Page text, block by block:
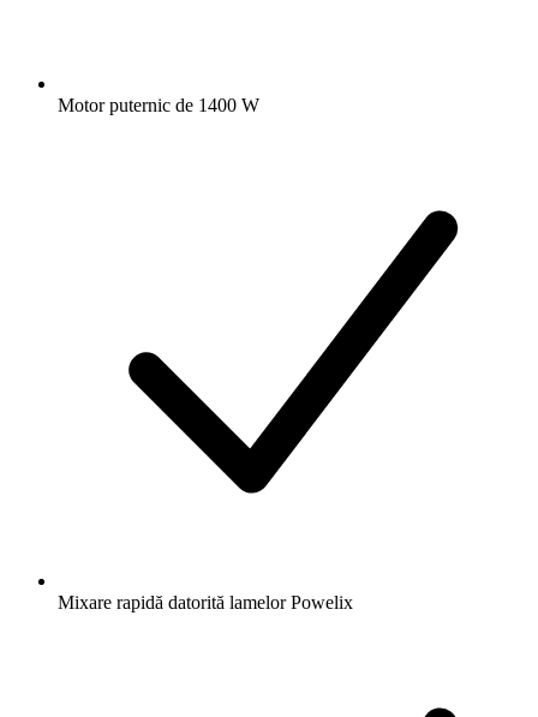
Motor puternic de 1400 W
Mixare rapidă datorită lamelor Powelix